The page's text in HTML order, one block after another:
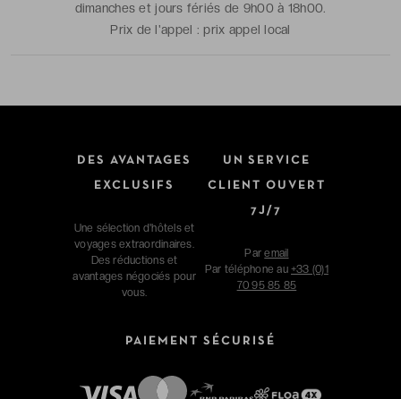
dimanches et jours fériés de 9h00 à 18h00.
Prix de l'appel :prix appel local
DES AVANTAGES
EXCLUSIFS
Une sélection d'hôtels et
voyages extraordinaires.
Des réductions et
avantages négociés pour
vous.
UN SERVICE
CLIENT OUVERT
7J/7
Paremail
Par téléphone au +33 (0)1
70 95 85 85
PAIEMENT SÉCURISÉ